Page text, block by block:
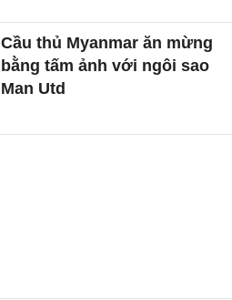
Cầu thủ Myanmar ăn mừng
bằng tấm ảnh với ngôi sao
Man Utd